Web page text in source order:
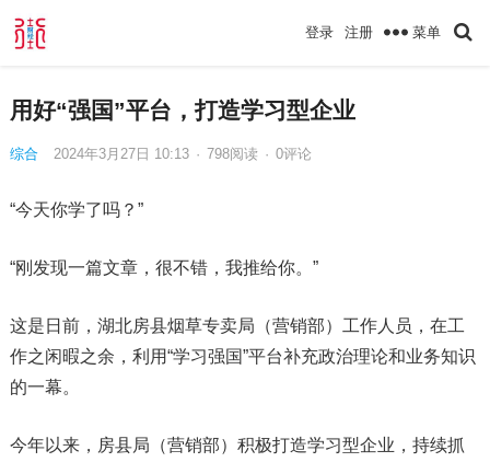
登录 注册 菜单
用好“强国”平台，打造学习型企业
综合 2024年3月27日 10:13 · 798阅读 · 0评论
“今天你学了吗？”
“刚发现一篇文章，很不错，我推给你。”
这是日前，湖北房县烟草专卖局（营销部）工作人员，在工
作之闲暇之余，利用“学习强国”平台补充政治理论和业务知识
的一幕。
今年以来，房县局（营销部）积极打造学习型企业，持续抓